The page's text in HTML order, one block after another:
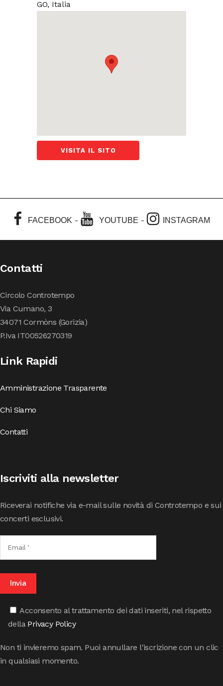
GO, Italia
VISITA IL SITO
FACEBOOK - YOUTUBE - INSTAGRAM
Contatti
Circolo Controtempo
Via Cumano, 3
34071 Cormòns (Gorizia)
P.Iva IT00526270319
Link Rapidi
Amministrazione Trasparente
Chi Siamo
Contatti
Iscriviti alla newsletter
Riceverai notifiche via e-mail sulle novità di Controtempo e sui
concerti esclusivi.
Acconsento al trattamento dei dati inseriti, nel rispetto
della Privacy Policy
Non ti invieremo spam. Puoi annullare l'iscrizione con un clic
in qualsiasi momento.